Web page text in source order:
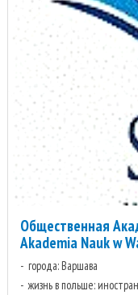
Общественная
Akademia Nauk w
города: Варшава
жизнь в польше: